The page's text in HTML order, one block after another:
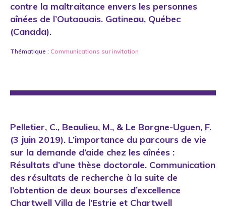
contre la maltraitance envers les personnes
aînées de l’Outaouais. Gatineau, Québec
(Canada).
Thématique : Communications sur invitation
Pelletier, C., Beaulieu, M., & Le Borgne-Uguen, F.
(3 juin 2019). L’importance du parcours de vie
sur la demande d’aide chez les aînées :
Résultats d’une thèse doctorale. Communication
des résultats de recherche à la suite de
l’obtention de deux bourses d’excellence
Chartwell Villa de l’Estrie et Chartwell